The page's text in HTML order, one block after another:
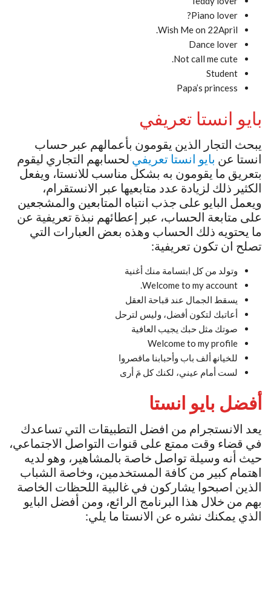
Piano lover?
Wish Me on 22April.
Dance lover
Not call me cute.
Student
Papa’s princess
بايو انستا تعريفي
يبحث التجار الذين يقومون بأعمالهم عبر حساب
انستا عن بايو انستا تعريفي لحسابهم التجاري ليقوم
بتعريق ما يقومون به بشكل مناسب للانستا، ويفعل
الكثير ذلك لزيادة عدد متابعيها عبر الانستقرام،
ويعمل البايو على جذب انتباه المتابعين والمشجعين
على متابعة الحساب، عبر إعطائهم نبذة تعريفية عن
ما يحتويه ذلك الحساب وهذه بعض العبارات التي
تصلح ان تكون تعريفية:
وتولد من كل ابتسامة منك أغنية
Welcome to my account.
يسقط الجمال عند قباحة العقل
أعاتبك لتكون أفضل، وليس لترحل
صوتك مثل حبك يجيب العافية
Welcome to my profile
للخيانه‍ ألف باب وأحبابنا ماقصروا
لست أمام عيني، لكنك كل مَ أرى
أفضل بايو انستا
يعد الانستجرام من افضل التطبيقات التي تساعدك
في قضاء وقت ممتع على قنوات التواصل الاجتماعي،
حيث أنه وسيلة تواصل خاصة بالمشاهير، وهو لديه
اهتمام كبير من كافة المستخدمين، وخاصة الشباب
الذين اصبحوا يشاركون في غالبية اللحظات الخاصة
بهم من خلال هذا البرنامج الرائع، ومن أفضل البايو
الذي يمكنك نشره عن الانستا ما يلي: